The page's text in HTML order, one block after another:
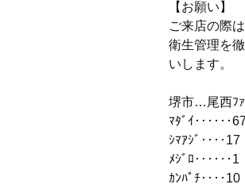
【お願い】
ご来店の際
衛生管理を
いします。
堺市…尾西ﾌｧ
ﾏﾀﾞｲ‥‥‥67
ｼﾏｱｼﾞ‥‥17
ﾒｼﾞﾛ‥‥‥1
ｶﾝﾊﾟﾁ‥‥10